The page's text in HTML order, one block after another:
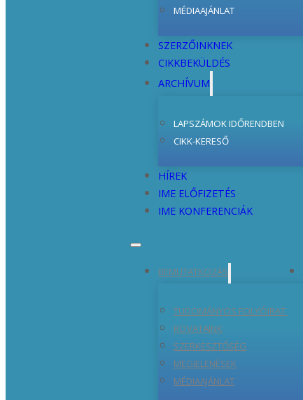
MÉDIAAJÁNLAT
SZERZŐINKNEK
CIKKBEKÜLDÉS
ARCHÍVUM
LAPSZÁMOK IDŐRENDBEN
CIKK-KERESŐ
HÍREK
IME ELŐFIZETÉS
IME KONFERENCIÁK
BEMUTATKOZÁS
TUDOMÁNYOS FOLYÓIRAT
ROVATAINK
SZERKESZTŐSÉG
MEGJELENÉSEK
MÉDIAAJÁNLAT